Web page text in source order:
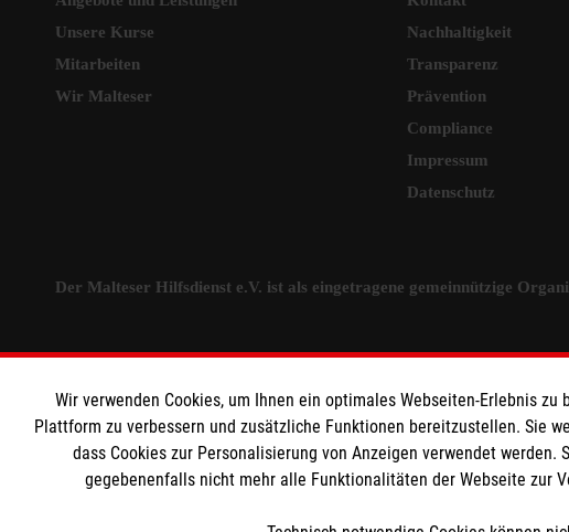
Unsere Kurse
Mitarbeiten
Wir Malteser
Nachhaltigkeit
Transparenz
Prävention
Compliance
Impressum
Datenschutz
Der Malteser Hilfsdienst e.V. ist als eingetragene gemeinnützige
Wir verwenden Cookies, um Ihnen ein optimales Webseiten-Erlebnis
Plattform zu verbessern und zusätzliche Funktionen bereitzustellen. Sie
dass Cookies zur Personalisierung von Anzeigen verwendet
gegebenenfalls nicht mehr alle Funktionalitäten der Webseite zur